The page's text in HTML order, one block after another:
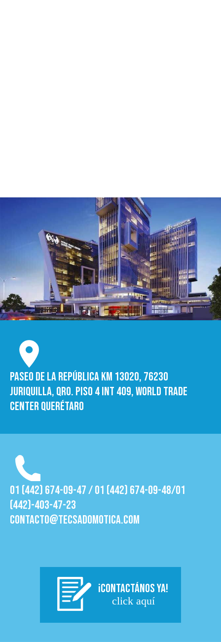
Paseo de la República Km 13020, 76230
Juriquilla, Qro. Piso 4 int 409, World trade
Center Querétaro
01 (442) 674-09-47 / 01 (442) 674-09-48/01
(442)-403-47-23
contacto@tecsadomotica.com
¡CONTACTÁNOS YA!
click aquí